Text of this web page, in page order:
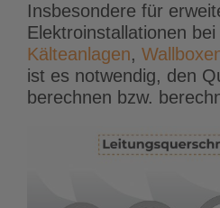
Insbesondere für
Elektroinstallationen bei
Kälteanlagen,
ist es notwendig, den
berechnen bzw.